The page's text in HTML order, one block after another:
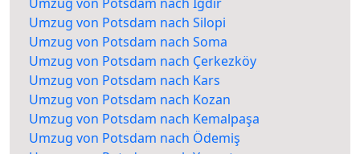
Umzug von Potsdam nach Silopi
Umzug von Potsdam nach Soma
Umzug von Potsdam nach Çerkezköy
Umzug von Potsdam nach Kars
Umzug von Potsdam nach Kozan
Umzug von Potsdam nach Kemalpaşa
Umzug von Potsdam nach Ödemiş